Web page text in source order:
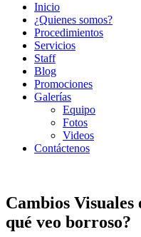
Inicio
¿Quienes somos?
Procedimientos
Servicios
Staff
Blog
Promociones
Galerías
Equipo
Fotos
Videos
Contáctenos
Cambios
qué veo borroso?